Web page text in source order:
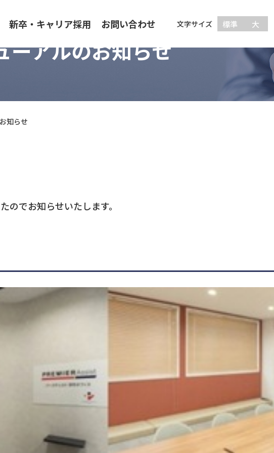
新卒・キャリア採用 お問い合わせ 文字サイズ 標準 大
アルのお知らせ
知らせ
のでお知らせいたします。